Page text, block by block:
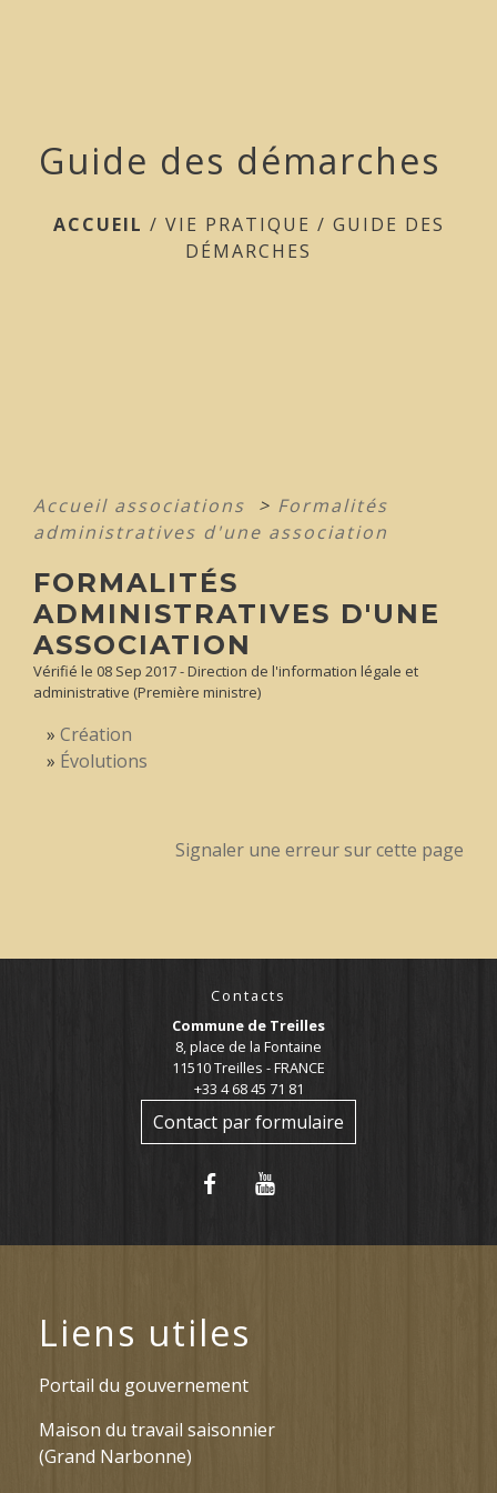
Guide des démarches
ACCUEIL / VIE PRATIQUE / GUIDE DES
DÉMARCHES
Accueil associations > Formalités
administratives d'une association
FORMALITÉS
ADMINISTRATIVES D'UNE
ASSOCIATION
Vérifié le 08 Sep 2017 - Direction de l'information légale et
administrative (Première ministre)
Création
Évolutions
Signaler une erreur sur cette page
Contacts
Commune de Treilles
8, place de la Fontaine
11510 Treilles - FRANCE
+33 4 68 45 71 81
Contact par formulaire
Liens utiles
Portail du gouvernement
Maison du travail saisonnier
(Grand Narbonne)